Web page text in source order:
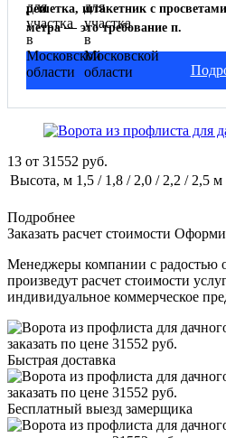
решетка, штакетник с
метра — это требование п.
13 от 31552 руб.
Высота, м 1,5 / 1,8 / 2,0 / 2,2 / 2,5 м
Подробнее
Заказать расчет стоимости
Менеджеры компании с радостью
произведут расчет стоимости
индивидуальное коммерческое
Быстрая доставка
Бесплатный выезд замерщика